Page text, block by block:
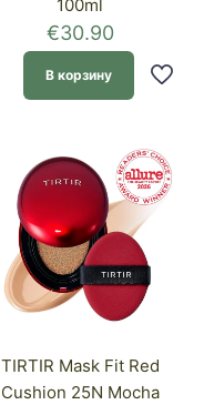
100ml
€30.90
В корзину
TIRTIR Mask Fit Red
Cushion 25N Mocha